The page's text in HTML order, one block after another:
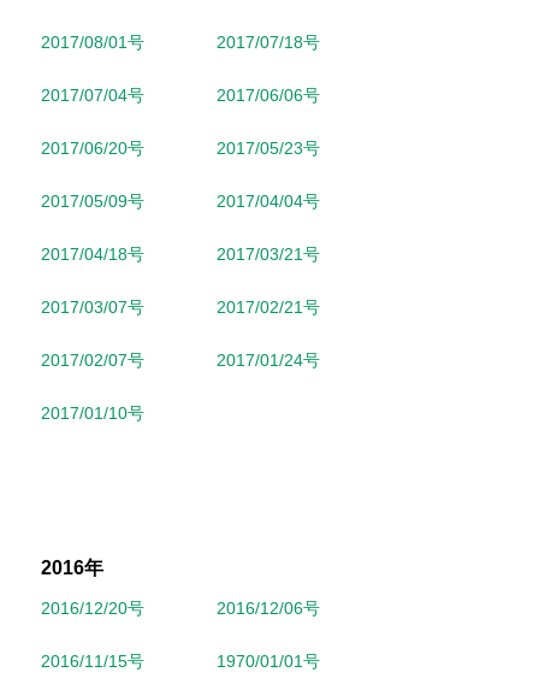
2017/08/01号 2017/07/18号
2017/07/04号 2017/06/06号
2017/06/20号 2017/05/23号
2017/05/09号 2017/04/04号
2017/04/18号 2017/03/21号
2017/03/07号 2017/02/21号
2017/02/07号 2017/01/24号
2017/01/10号
2016年
2016/12/20号 2016/12/06号
2016/11/15号 1970/01/01号